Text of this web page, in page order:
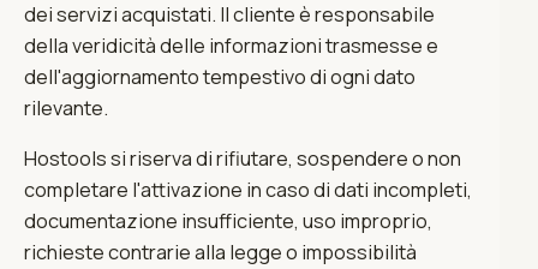
dei servizi acquistati. Il cliente è responsabile
della veridicità delle informazioni trasmesse e
dell'aggiornamento tempestivo di ogni dato
rilevante.
Hostools si riserva di rifiutare, sospendere o non
completare l'attivazione in caso di dati incompleti,
documentazione insufficiente, uso improprio,
richieste contrarie alla legge o impossibilità